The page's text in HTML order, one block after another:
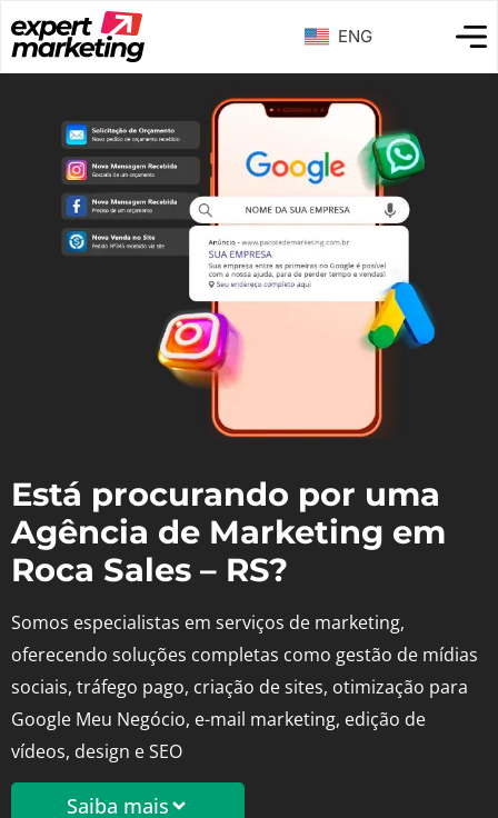
ENG
Está procurando por uma
Agência de Marketing em
Roca Sales – RS?
Somos especialistas em serviços de marketing,
oferecendo soluções completas como gestão de mídias
sociais, tráfego pago, criação de sites, otimização para
Google Meu Negócio, e-mail marketing, edição de
vídeos, design e SEO
Saiba mais